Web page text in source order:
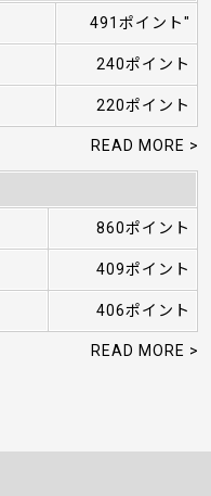
491ポイント"
240ポイント
220ポイント
READ MORE >
860ポイント
409ポイント
406ポイント
READ MORE >